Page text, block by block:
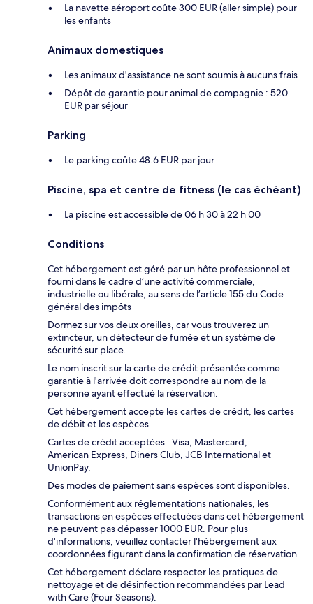
La navette aéroport coûte 300 EUR (aller simple) pour
les enfants
Animaux domestiques
Les animaux d'assistance ne sont soumis à aucuns frais
Dépôt de garantie pour animal de compagnie : 520
EUR par séjour
Parking
Le parking coûte 48.6 EUR par jour
Piscine, spa et centre de fitness (le cas échéant)
La piscine est accessible de 06 h 30 à 22 h 00
Conditions
Cet hébergement est géré par un hôte professionnel et
fourni dans le cadre d’une activité commerciale,
industrielle ou libérale, au sens de l’article 155 du Code
général des impôts
Dormez sur vos deux oreilles, car vous trouverez un
extincteur, un détecteur de fumée et un système de
sécurité sur place.
Le nom inscrit sur la carte de crédit présentée comme
garantie à l'arrivée doit correspondre au nom de la
personne ayant effectué la réservation.
Cet hébergement accepte les cartes de crédit, les cartes
de débit et les espèces.
Cartes de crédit acceptées : Visa, Mastercard,
American Express, Diners Club, JCB International et
UnionPay.
Des modes de paiement sans espèces sont disponibles.
Conformément aux réglementations nationales, les
transactions en espèces effectuées dans cet hébergement
ne peuvent pas dépasser 1000 EUR. Pour plus
d'informations, veuillez contacter l'hébergement aux
coordonnées figurant dans la confirmation de réservation.
Cet hébergement déclare respecter les pratiques de
nettoyage et de désinfection recommandées par Lead
with Care (Four Seasons).